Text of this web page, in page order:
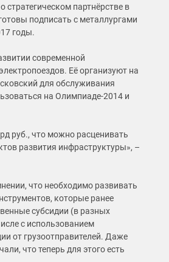
партнёрстве в
подписать с металлургами
годы.
современной
Её организуют на
для обслуживания
на Олимпиаде-2014 и
руб., что можно расценивать
развития инфраструктуры», –
что необходимо развивать
которые ранее
субсидии (в разных
с использованием
от грузоотправителей. Даже
что теперь для этого есть